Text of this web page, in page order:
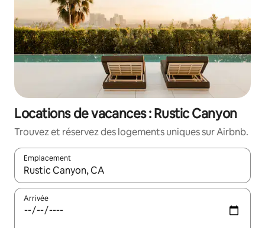
Locations de vacances : Rustic Canyon
Trouvez et réservez des logements uniques sur Airbnb.
Emplacement
Quand les résultats sont affichés, parcourez-les en utilisant
Arrivée